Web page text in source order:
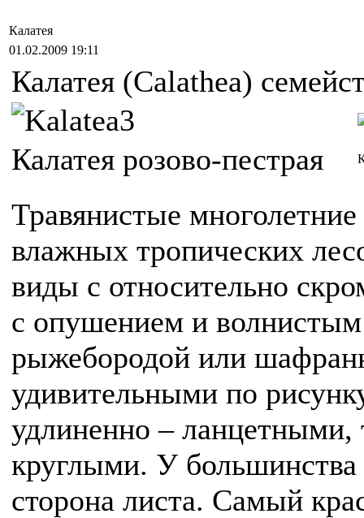
Калатея
01.02.2009 19:11
Калатея (Calathea)
Калатея розово-пестрая
Травянистые
влажных тропических
виды с относительно
с опушением и волнистым
рыжебородой или
удивительными по
удлиненно – ланцетными,
круглыми. У большинства
сторона листа. Самый